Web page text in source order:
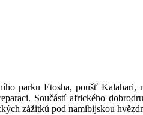
parku Etosha, poušť Kalahari,
Součástí afrického
zážitků pod namibijskou